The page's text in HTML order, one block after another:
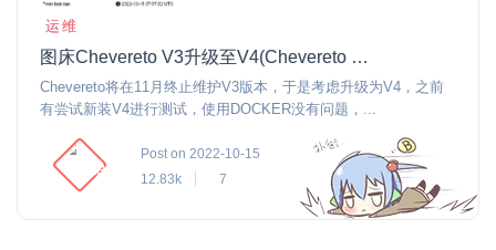
运维
图床Chevereto V3升级至V4(Chevereto V3 Upgrade to V4)
Chevereto将在11月终止维护V3版本，于是考虑升级为V4，之前
有尝试新装V4进行测试，使用DOCKER没有问题，...
Post on 2022-10-15
12.83k
7